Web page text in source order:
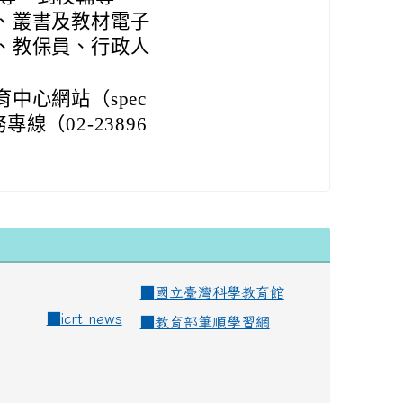
叢書及教材電子
教保員、行政人
中心網站（spec
線（02-23896
國立臺灣科學教育館
icrt news 教育部筆順學習網